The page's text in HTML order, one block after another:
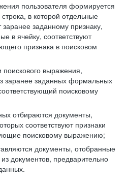
пользователя формируется
в которой отдельные
заранее заданному признаку,
в ячейку, соответствуют
признака в поисковом
поискового выражения,
заранее заданных формальных
поисковому
отбираются документы,
соответствуют признаки
поисковому выражению;
документы, отобранные
документов, предварительно